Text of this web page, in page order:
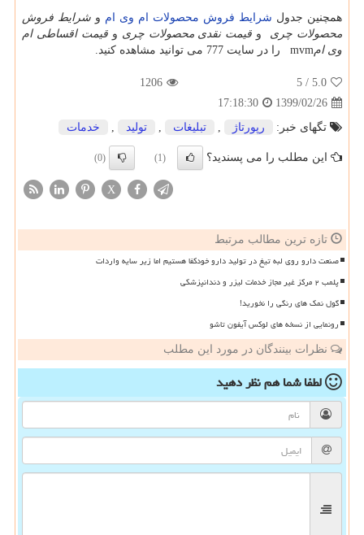
همچنین جدول شرایط فروش محصولات ام وی ام و شرایط فروش
محصولات چری و قیمت نقدی محصولات چری وقیمت اقساطی ام
وی امmvm را در سایت 777 می توانید مشاهده کنید
5.0
/ 5
1206
1399/02/26
17:18:30
تگهای خبر:
رپورتاژ , تبلیغات , تولید , خدمات
این مطلب را می پسندید؟ (1)
(0)
X
تازه ترین مطالب مرتبط
صنعت دارو روی لبه تیغ در تولید دارو خودکفا هستیم اما زیر سایه واردات
پلمب ۲ مرکز غیر مجاز خدمات لیزر و دندانپزشکی
گول نمک های رنگی را نخورید!
رونمایی از نسخه های لوکس آیفون تاشو
نظرات بینندگان در مورد این مطلب
لطفا شما همنظر دهید